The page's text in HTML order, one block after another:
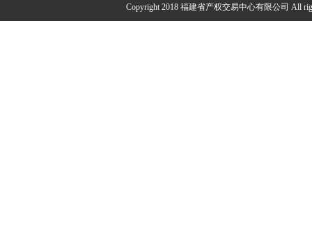
Copyright 2018 福建省产权交易中心有限公司 All